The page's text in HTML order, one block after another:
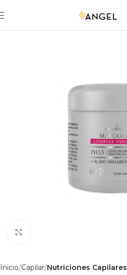
Inicio Capilar Nutriciones Capilares